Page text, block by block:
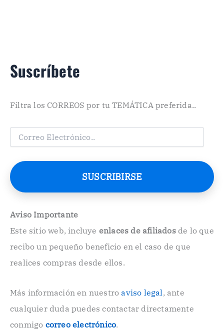
Suscríbete
Filtra los CORREOS por tu TEMÁTICA preferida..
C
e
o
e
t
ó
n
o
.
SUSCRIBIRSE
Aviso Importante
Este sitio web, incluye enlaces de afiliadosde lo que
recibo un pequeño beneficio en el caso de que
realices compras desde ellos.
Más información en nuestroaviso legal, ante
cualquier duda puedes contactar directamente
conmigo correo electrónico.